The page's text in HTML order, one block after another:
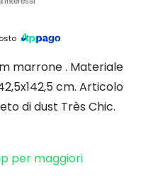
marrone . Materiale
cm. Articolo
di dust Très Chic.
per maggiori